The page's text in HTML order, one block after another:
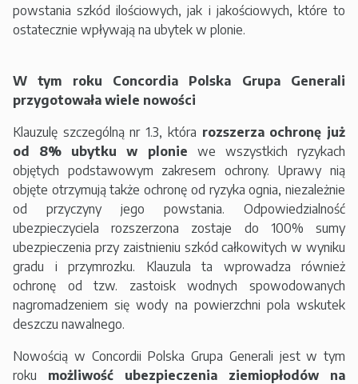
powstania szkód ilościowych, jak i jakościowych, które to
ostatecznie wpływają na ubytek w plonie.
W tym roku Concordia Polska Grupa Generali
przygotowała wiele nowości
Klauzulę szczególną nr 1.3, która rozszerza ochronę już
od 8% ubytku w plonie we wszystkich ryzykach
objętych podstawowym zakresem ochrony. Uprawy nią
objęte otrzymują także ochronę od ryzyka ognia, niezależnie
od przyczyny jego powstania. Odpowiedzialność
ubezpieczyciela rozszerzona zostaje do 100% sumy
ubezpieczenia przy zaistnieniu szkód całkowitych w wyniku
gradu i przymrozku. Klauzula ta wprowadza również
ochronę od tzw. zastoisk wodnych spowodowanych
nagromadzeniem się wody na powierzchni pola wskutek
deszczu nawalnego.
Nowością w Concordii Polska Grupa Generali jest w tym
roku możliwość ubezpieczenia ziemiopłodów na